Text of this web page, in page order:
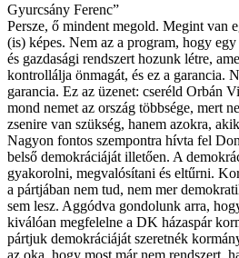
Gyurcsány Ferenc”
Persze, ő mindent megold. Megint van
(is) képes. Nem az a program, hogy
és gazdasági rendszert hozunk létre,
kontrollálja önmagát, és ez a garancia.
garancia. Ez az üzenet: cseréld Orbán
mond nemet az ország többsége, mert
zsenire van szükség, hanem azokra,
Nagyon fontos szempontra hívta fel
belső demokráciáját illetően. A
gyakorolni, megvalósítani és eltűrni.
a pártjában nem tud, nem mer
sem lesz. Aggódva gondolunk arra,
kiválóan megfelelne a DK házaspár
pártjuk demokráciáját szeretnék
az oka, hogy most már nem rendszert,